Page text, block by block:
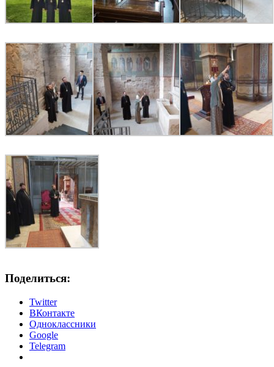
Поделиться:
Twitter
ВКонтакте
Одноклассники
Google
Telegram